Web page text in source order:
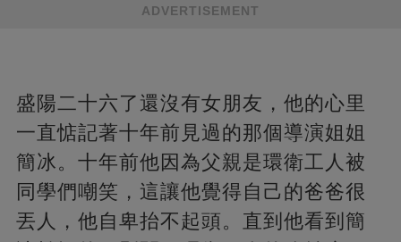
ADVERTISEMENT
盛陽二十六了還沒有女朋友，他的心里
一直惦記著十年前見過的那個導演姐姐
簡冰。十年前他因為父親是環衛工人被
同學們嘲笑，這讓他覺得自己的爸爸很
丟人，他自卑抬不起頭。直到他看到簡